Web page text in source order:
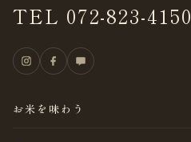
TEL 072-823-4150
お米を味わう